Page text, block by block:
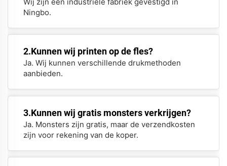
Ningbo.
2.Kunnen wij printen op de fles?
Ja. Wij kunnen verschillende drukmethoden
aanbieden.
3.Kunnen wij gratis monsters verkrijgen?
Ja. Monsters zijn gratis, maar de verzendkosten
zijn voor rekening van de koper.